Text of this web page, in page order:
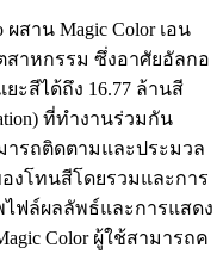
สาน Magic Color เอน
าหกรรม ซึ่งอาศัยอัลกอ
ะสีได้ถึง 16.77 ล้านสี
ที่ทำงานร่วมกัน
รถติดตามและประมวล
งโทนสีโดยรวมและการ
ฟล์ผลลัพธ์และการแสดง
Color ผู้ใช้สามารถค